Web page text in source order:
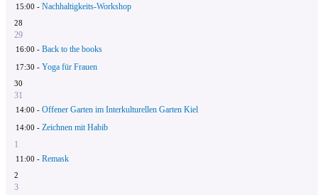
15:00 - Nachhaltigkeits-Workshop
28
29
16:00 - Back to the books
17:30 - Yoga für Frauen
30
31
14:00 - Offener Garten im Interkulturellen Garten Kiel
14:00 - Zeichnen mit Habib
1
11:00 - Remask
2
3